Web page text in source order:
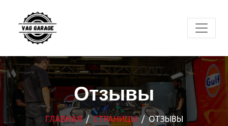
Отзывы
ГЛАВНАЯ СТРАНИЦЫ ОТЗЫВЫ